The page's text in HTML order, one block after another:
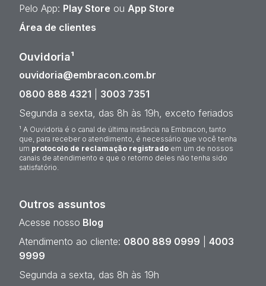
Pelo App: Play Store ou App Store
Área de clientes
Ouvidoria¹
ouvidoria@embracon.com.br
0800 888 4321
3003 7351
Segunda a sexta, das 8h às 19h, exceto feriados
¹ A Ouvidoria é o canal de última instância na Embracon, tanto
que, para receber o atendimento, é necessário que você tenha
um protocolo de reclamação registrado em um de nossos
canais de atendimento e que o retorno deles não tenha sido
satisfatório.
Outros assuntos
Acesse nosso Blog
Atendimento ao cliente: 0800 889 0999
4003
9999
Segunda a sexta, das 8h às 19h